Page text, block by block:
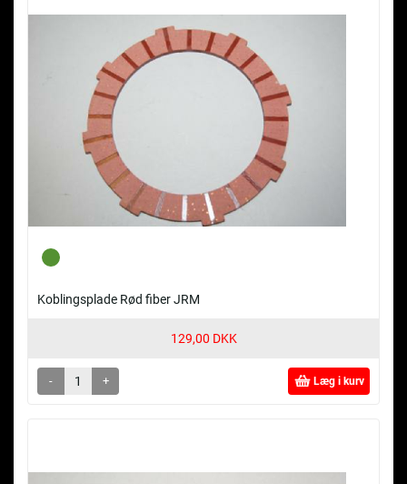
Koblingsplade Rød fiber JRM
129,00 DKK
- + Læg i kurv